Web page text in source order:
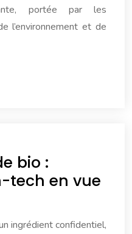
portée par les
l’environnement et de
bio :
tech en vue
ingrédient confidentiel,